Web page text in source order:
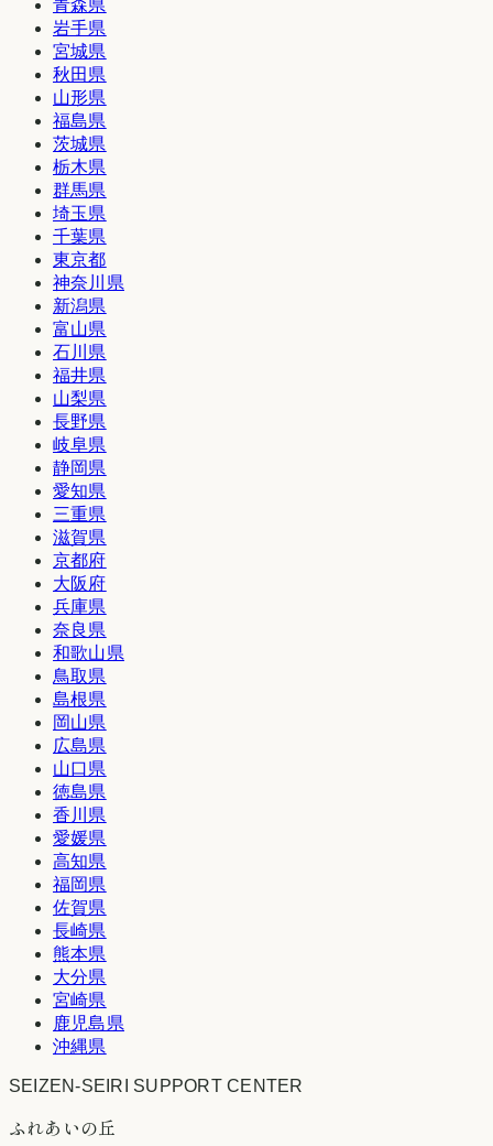
青森県
岩手県
宮城県
秋田県
山形県
福島県
茨城県
栃木県
群馬県
埼玉県
千葉県
東京都
神奈川県
新潟県
富山県
石川県
福井県
山梨県
長野県
岐阜県
静岡県
愛知県
三重県
滋賀県
京都府
大阪府
兵庫県
奈良県
和歌山県
鳥取県
島根県
岡山県
広島県
山口県
徳島県
香川県
愛媛県
高知県
福岡県
佐賀県
長崎県
熊本県
大分県
宮崎県
鹿児島県
沖縄県
SEIZEN-SEIRI SUPPORT CENTER
ふれあいの丘